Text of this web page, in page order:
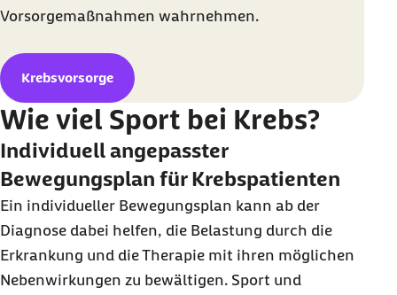
Vorsorgemaßnahmen wahrnehmen.
Krebsvorsorge
Wie viel Sport bei Krebs?
Individuell angepasster
Bewegungsplan für Krebspatienten
Ein individueller Bewegungsplan kann ab der
Diagnose dabei helfen, die Belastung durch die
Erkrankung und die Therapie mit ihren möglichen
Nebenwirkungen zu bewältigen. Sport und